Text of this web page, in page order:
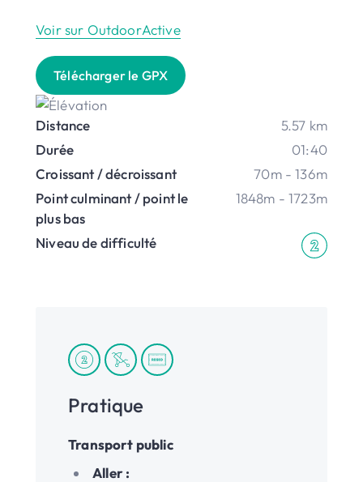
Voir sur OutdoorActive
Télécharger le GPX
Distance
5.57 km
Durée
01:40
Croissant / décroissant
70m - 136m
Point culminant / point le
plus bas
1848m - 1723m
Niveau de difficulté
Pratique
Transport public
Aller :